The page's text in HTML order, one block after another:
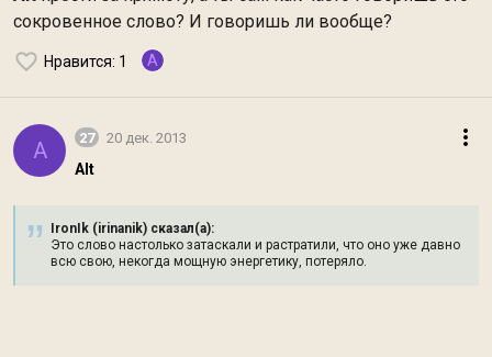
сокровенное слово? И говоришь ли вообще?
Нравится: 1 A
A 27 20 дек. 2013
Alt
IronIk (irinanik) сказал(а):
Это слово настолько затаскали и растратили, что оно уже давно
всю свою, некогда мощную энергетику, потеряло.